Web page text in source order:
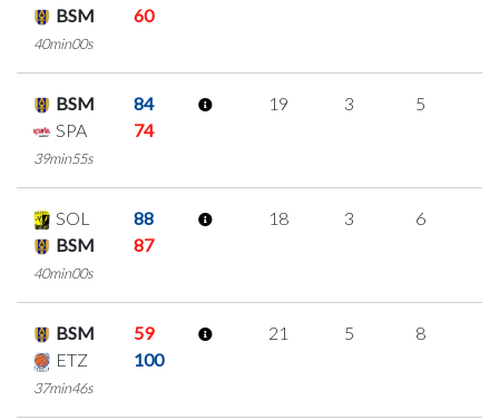
BSM
60
40min00s
BSM
84
SPA
74
39min55s
19 3 5
SOL
88
BSM
87
40min00s
18 3 6
BSM
59
ETZ
100
37min46s
21 5 8